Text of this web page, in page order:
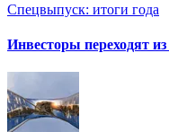
Спецвыпуск: итоги года
Инвесторы переходят